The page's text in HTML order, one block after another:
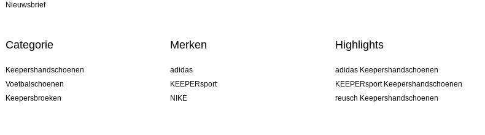
Nieuwsbrief
Categorie
Keepershandschoenen
Voetbalschoenen
Keepersbroeken
Merken
adidas
KEEPERsport
NIKE
Highlights
adidas Keepershandschoenen
KEEPERsport Keepershandschoenen
reusch Keepershandschoenen